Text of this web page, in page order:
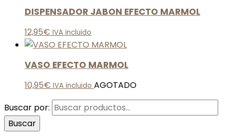
DISPENSADOR JABON EFECTO MARMOL
12,95€ IVA incluido
VASO EFECTO MARMOL
10,95€ IVA incluido AGOTADO
Buscar por:
Buscar